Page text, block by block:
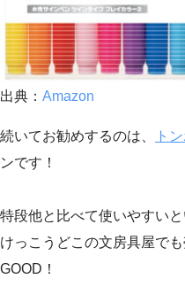
出典： Amazon
続いてお勧めするのは、 ト
ンです！
特段他と比べて使いやすい
けっこうどこの文房具屋で
GOOD！